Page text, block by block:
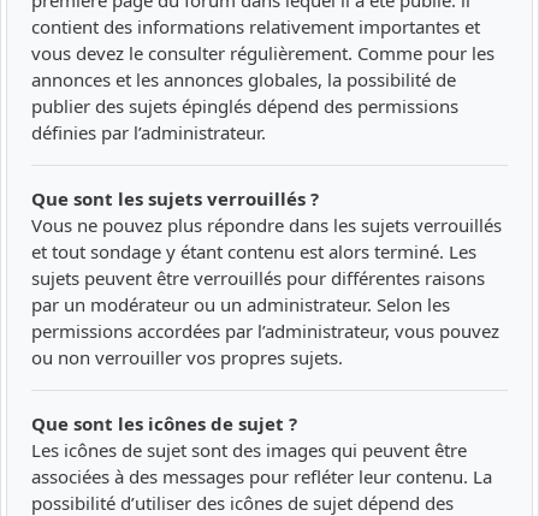
contient des informations relativement importantes et
vous devez le consulter régulièrement. Comme pour les
annonces et les annonces globales, la possibilité de
publier des sujets épinglés dépend des permissions
définies par l’administrateur.
Que sont les sujets verrouillés ?
Vous ne pouvez plus répondre dans les sujets verrouillés
et tout sondage y étant contenu est alors terminé. Les
sujets peuvent être verrouillés pour différentes raisons
par un modérateur ou un administrateur. Selon les
permissions accordées par l’administrateur, vous pouvez
ou non verrouiller vos propres sujets.
Que sont les icônes de sujet ?
Les icônes de sujet sont des images qui peuvent être
associées à des messages pour refléter leur contenu. La
possibilité d’utiliser des icônes de sujet dépend des